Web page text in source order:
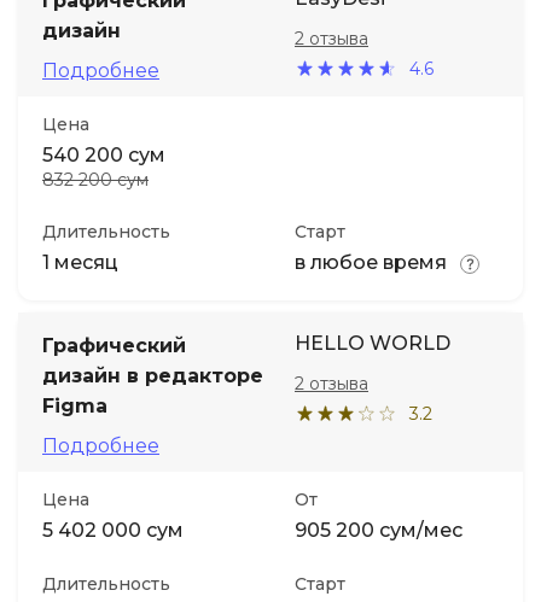
дизайн
Подробнее
4.6
2 отзыва
Цена
540 200 сум
832 200 сум
Длительность
1 месяц
Старт
в любое время
Графический
дизайн в редакторе
Figma
Подробнее
HELLO WORLD
3.2
2 отзыва
Цена
5 402 000 сум
От
905 200 сум/мес
Длительность Старт